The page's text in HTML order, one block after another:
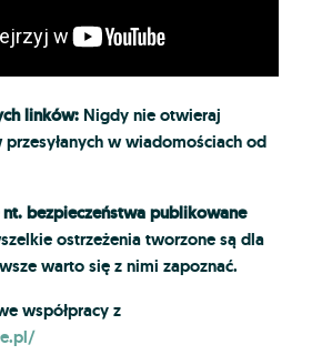
linków: Nigdy nie otwieraj
w wiadomościach od
bezpieczeństwa publikowane
ostrzeżenia tworzone są dla
warto się z nimi zapoznać.
współpracy z